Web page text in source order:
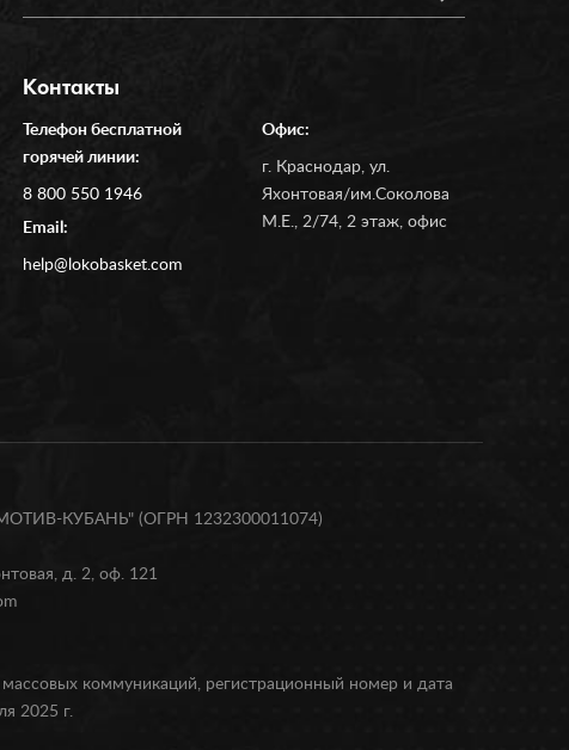
Контакты
Телефон бесплатной
горячей линии:
8 800 550 1946
Email:
help@lokobasket.com
Офис:
г. Краснодар, ул.
Яхонтовая/им.Соколова
М.Е., 2/74, 2 этаж, офис
КУБАНЬ" (ОГРН 1232300011074)
д. 2, оф. 121
коммуникаций, регистрационный номер и дата
2025 г.